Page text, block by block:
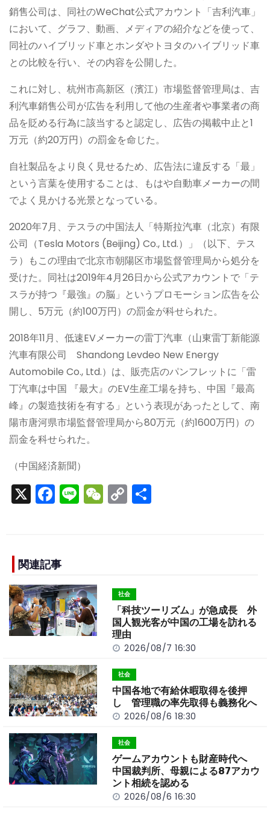
銷售公司は、同社のWeChat公式アカウント「吉利汽車」
において、グラフ、動画、メディアの紹介などを使って、
同社のハイブリッド車とホンダやトヨタのハイブリッド車
との比較を行い、その内容を公開した。
これに対し、杭州市高新区（濱江）市場監督管理局は、吉
利汽車銷售公司が広告を利用して他の生産者や事業者の商
品を貶める行為に該当すると認定し、広告の掲載中止と1
万元（約20万円）の罰金を命じた。
自社製品をより良く見せるため、広告法に違反する「最」
という言葉を使用することは、もはや自動車メーカーの間
でよく見かける光景となっている。
2020年7月、テスラの中国法人「特斯拉汽車（北京）有限
公司（Tesla Motors (Beijing) Co., Ltd.）」（以下、テス
ラ）もこの理由で北京市朝陽区市場監督管理局から処分を
受けた。同社は2019年4月26日から公式アカウントで「テ
スラが持つ『最強』の脳」というプロモーション広告を公
開し、5万元（約100万円）の罰金が科せられた。
2018年11月、低速EVメーカーの雷丁汽車（山東雷丁新能源
汽車有限公司 Shandong Levdeo New Energy
Automobile Co., Ltd.）は、販売店のパンフレットに「雷
丁汽車は中国 『最大』のEV生産工場を持ち、中国『最高
峰』の製造技術を有する」という表現があったとして、南
陽市唐河県市場監督管理局から80万元（約1600万円）の
罰金を科せられた。
（中国経済新聞）
X F
a
e
b
o
o
k
Li
n
W
e
C
o
n
k
関連記事
社会
「科技ツーリズム」が急成長 外
国人観光客が中国の工場を訪れる
理由
2026/08/7 16:30
社会
中国各地で有給休暇取得を後押
し 管理職の率先取得も義務化へ
2026/08/6 18:30
社会
ゲームアカウントも財産時代へ
中国裁判所、母親による87アカウ
ント相続を認める
2026/08/6 16:30